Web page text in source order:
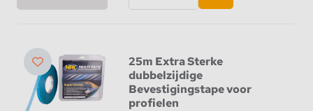
25m Extra Sterke
dubbelzijdige
Bevestigingstape voor
profielen